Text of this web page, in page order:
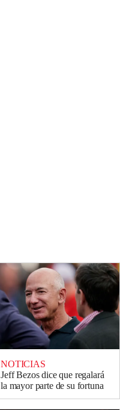
NOTICIAS
Jeff Bezos dice que regalará
la mayor parte de su fortuna